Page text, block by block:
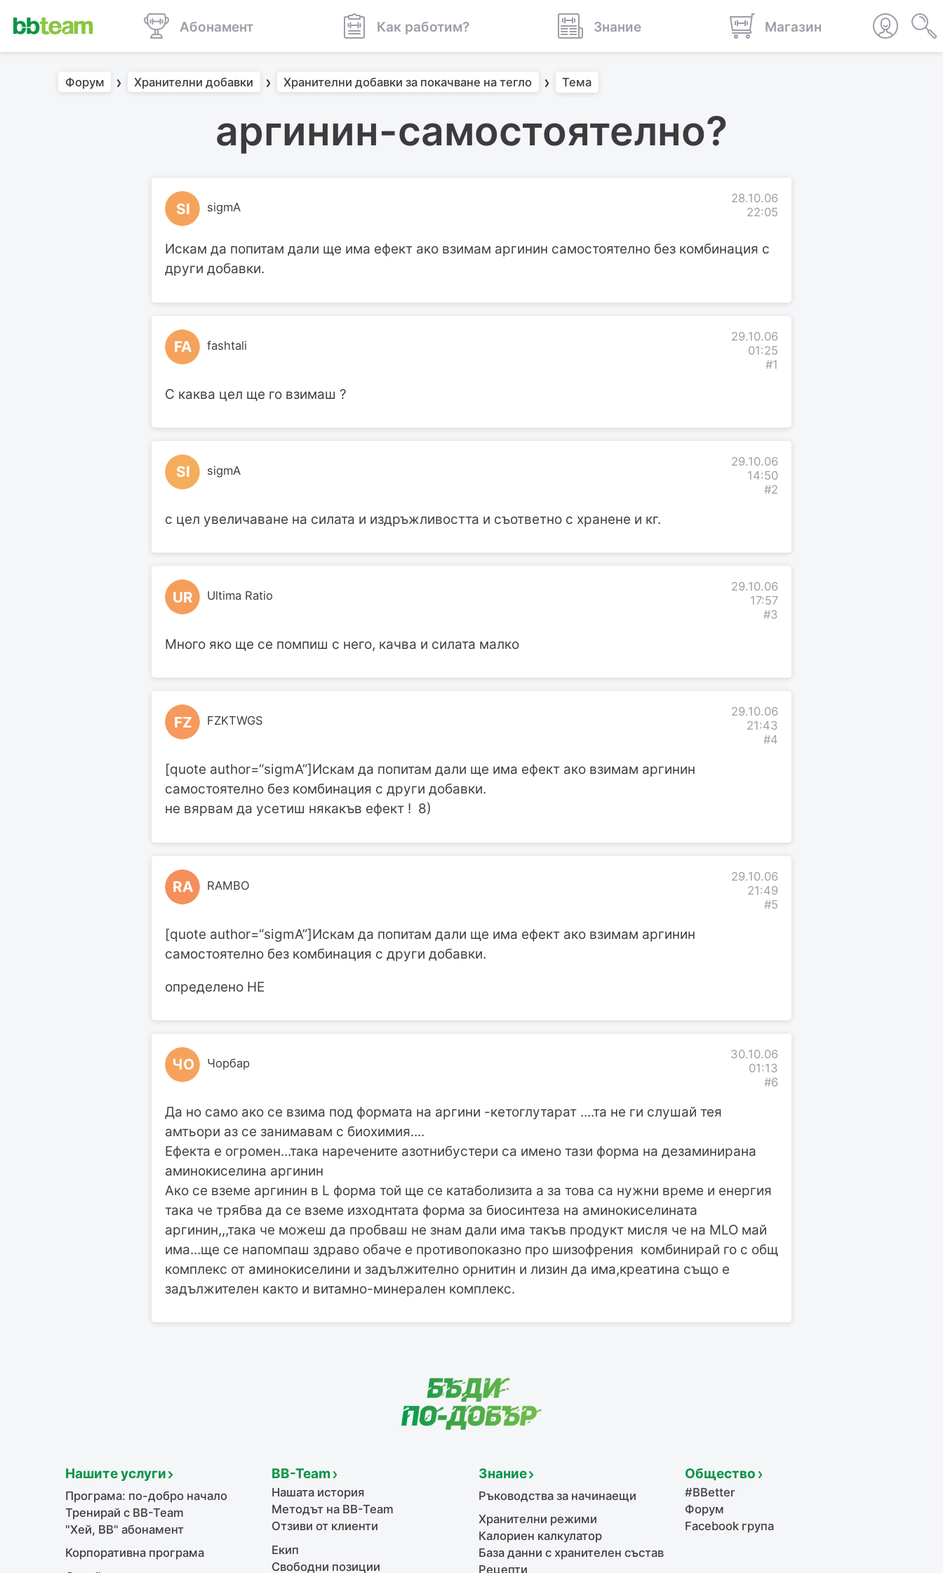
Абонамент Как работим? Знание Магазин
Форум Хранителни добавки Хранителни добавки за покачване на тегло Тема
аргинин-самостоятелно?
SI sigmA
28.10.06
22:05
Искам да попитам дали ще има ефект ако взимам аргинин самостоятелно без комбинация с
други добавки.
FA fashtali
29.10.06
01:25
#1
С каква цел ще го взимаш ?
SI sigmA
29.10.06
14:50
#2
с цел увеличаване на силата и издръжливостта и съответно с хранене и кг.
UR Ultima Ratio
29.10.06
17:57
#3
Много яко ще се помпиш с него, качва и силата малко
FZ FZKTWGS
29.10.06
21:43
#4
[quote author=“sigmA”]Искам да попитам дали ще има ефект ако взимам аргинин
самостоятелно без комбинация с други добавки.
не вярвам да усетиш някакъв ефект ! 8)
RA RAMBO
29.10.06
21:49
#5
[quote author=“sigmA”]Искам да попитам дали ще има ефект ако взимам аргинин
самостоятелно без комбинация с други добавки.
определено НЕ
ЧО Чорбар
30.10.06
01:13
#6
Да но само ако се взима под формата на аргини -кетоглутарат ....та не ги слушай тея
амтьори аз се занимавам с биохимия....
Ефекта е огромен...така наречените азотнибустери са имено тази форма на дезаминирана
аминокиселина аргинин
Ако се вземе аргинин в L форма той ще се катаболизита а за това са нужни време и енергия
така че трябва да се вземе изходнтата форма за биосинтеза на аминокиселината
аргинин,,,така че можеш да пробваш не знам дали има такъв продукт мисля че на MLO май
има...ще се напомпаш здраво обаче е противопоказно про шизофрения комбинирай го с общ
комплекс от аминокиселини и задължително орнитин и лизин да има,креатина също е
задължителен както и витамно-минерален комплекс.
Нашите услуги
Програма: по-добро начало
Тренирай с BB-Team
"Хей, ВВ" абонамент
Корпоративна програма
BB-Team
Нашата история
Методът на BB-Team
Отзиви от клиенти
Екип
Свободни позиции
Знание
Ръководства за начинаещи
Хранителни режими
Калориен калкулатор
База данни с хранителен състав
Рецепти
Общество
#BBetter
Форум
Facebook група